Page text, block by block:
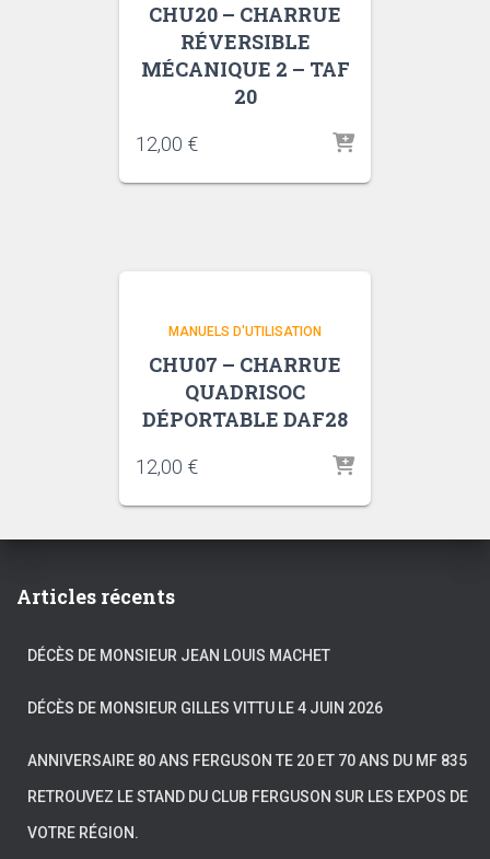
CHU20 – CHARRUE
RÉVERSIBLE
MÉCANIQUE 2 – TAF
20
12,00 €
MANUELS D'UTILISATION
CHU07 – CHARRUE
QUADRISOC
DÉPORTABLE DAF28
12,00 €
Articles récents
DÉCÈS DE MONSIEUR JEAN LOUIS MACHET
DÉCÈS DE MONSIEUR GILLES VITTU LE 4 JUIN 2026
ANNIVERSAIRE 80 ANS FERGUSON TE 20 ET 70 ANS DU MF 835
RETROUVEZ LE STAND DU CLUB FERGUSON SUR LES EXPOS DE
VOTRE RÉGION.